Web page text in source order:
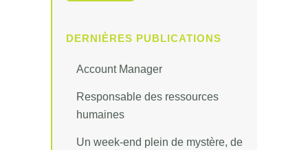
DERNIÈRES PUBLICATIONS
Account Manager
Responsable des ressources
humaines
Un week-end plein de mystère, de